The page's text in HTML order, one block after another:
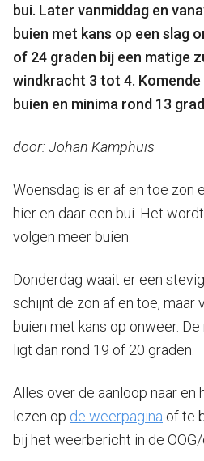
bui. Later vanmiddag en
buien met kans op een slag
of 24 graden bij een matige
windkracht 3 tot 4.
buien en minima rond 13
door: Johan Kamphuis
Woensdag is er af en toe zon
hier en daar een bui. Het
volgen meer buien.
Donderdag waait er een
schijnt de zon af en toe, maar
buien met kans op onweer.
ligt dan rond 19 of 20 graden.
Alles over de aanloop naar
lezen op de weerpagina of te
bij het weerbericht in de